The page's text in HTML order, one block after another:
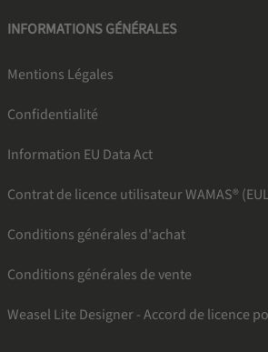
INFORMATIONS GÉNÉRALES
Mentions Légales
Confidentialité
Information EU Data Act
Contrat de licence utilisateur WAMAS®
Conditions générales d'achat
Conditions générales de vente
Weasel Lite Designer - Accord de licence